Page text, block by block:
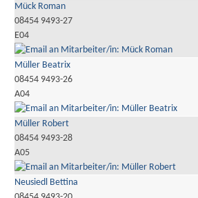
Mück Roman
08454 9493-27
E04
Müller Beatrix
08454 9493-26
A04
Müller Robert
08454 9493-28
A05
Neusiedl Bettina